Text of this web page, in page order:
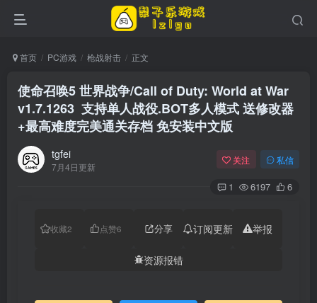
首页 PC游戏 枪战射击 正文
使命召唤5 世界战争/Call of Duty: World at War
v1.7.1263 支持单人战役.BOT多人模式 送修改器
+最高难度完美通关存档 免安装中文版
tgfei
7月4日更新
关注 私信
1 6197 6
收藏2 点赞6 分享 订阅更新 举报
资源报错